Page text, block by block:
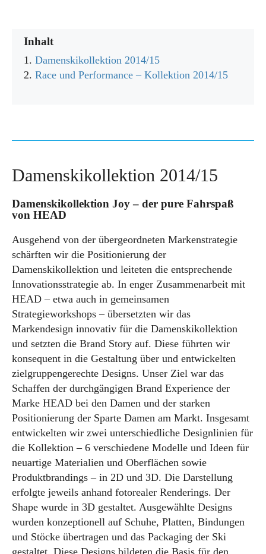
Inhalt
Damenskikollektion 2014/15
Race und Performance – Kollektion 2014/15
Damenskikollektion 2014/15
Damenskikollektion Joy– der pure Fahrspaß
von HEAD
Ausgehend von der übergeordneten Markenstrategie
schärften wir die Positionierung der
Damenskikollektion und leiteten die entsprechende
Innovationsstrategie ab. In enger Zusammenarbeit mit
HEAD – etwa auch in gemeinsamen
Strategieworkshops – übersetzten wir das
Markendesign innovativ für die Damenskikollektion
und setzten die Brand Story auf. Diese führten wir
konsequent in die Gestaltung über und entwickelten
zielgruppengerechte Designs. Unser Ziel war das
Schaffen der durchgängigen Brand Experience der
Marke HEAD bei den Damen und der starken
Positionierung der Sparte Damen am Markt. Insgesamt
entwickelten wir zwei unterschiedliche Designlinien für
die Kollektion – 6 verschiedene Modelle und Ideen für
neuartige Materialien und Oberflächen sowie
Produktbrandings – in 2D und 3D. Die Darstellung
erfolgte jeweils anhand fotorealer Renderings. Der
Shape wurde in 3D gestaltet. Ausgewählte Designs
wurden konzeptionell auf Schuhe, Platten, Bindungen
und Stöcke übertragen und das Packaging der Ski
gestaltet. Diese Designs bildeten die Basis für den